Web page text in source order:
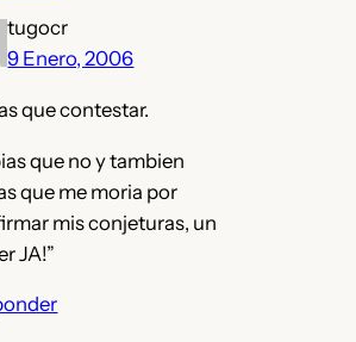
tugocr
9 Enero, 2006
que contestar.
que no y tambien
que me moria por
mis conjeturas, un
JA!”